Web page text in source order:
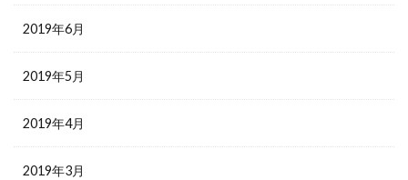
2019年6月
2019年5月
2019年4月
2019年3月